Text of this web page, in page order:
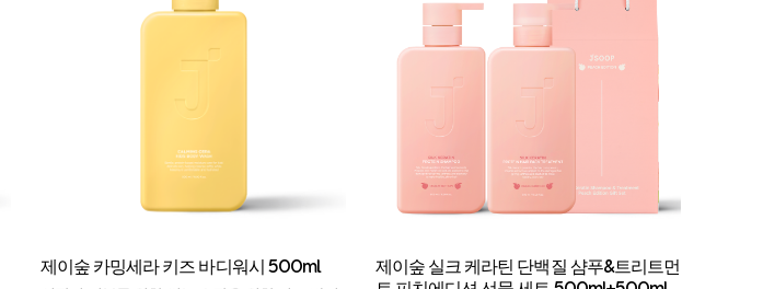
제이숲 카밍세라 키즈 바디워시 500ml
제이숲 실크 케라틴 단백질 샴푸&트리트먼